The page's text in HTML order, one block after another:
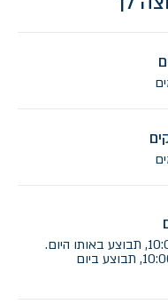
הזמנה שתתקבל אחרי השעה 10:00, תבוצע ביום